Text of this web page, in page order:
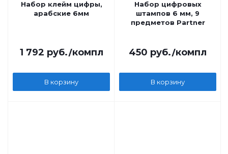
Набор клейм цифры,
арабские 6мм
1 792 руб./компл
В корзину
Набор цифровых
штампов 6 мм, 9
предметов Partner
450 руб./компл
В корзину